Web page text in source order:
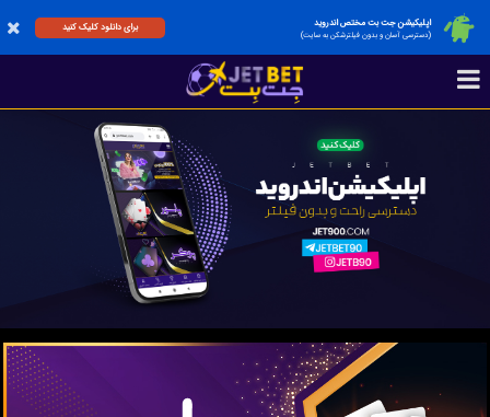
اپلیکیشن جت بت مختص اندروید
(دسترسی آسان و بدون فیلترشکن به سایت)
برای دانلود کلیک کنید